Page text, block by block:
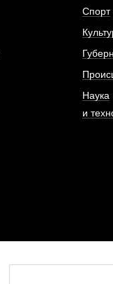
Спорт
Наука
и